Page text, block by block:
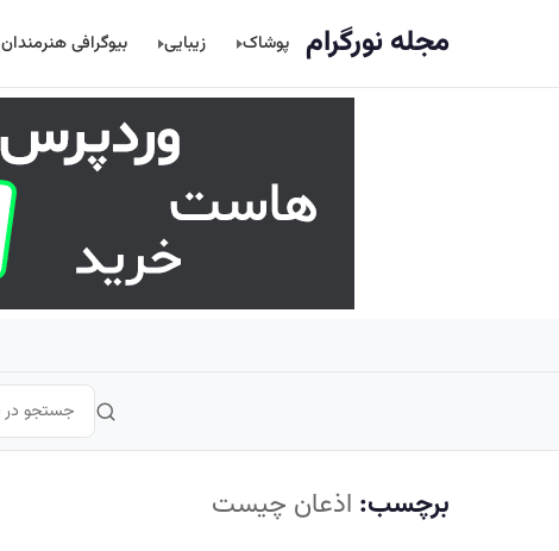
مجله نورگرام پوشاک زیبایی بیوگرافی هنرمندان
برچسب: اذعان چیست